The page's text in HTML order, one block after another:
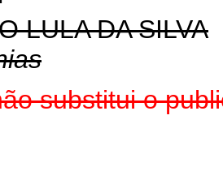
LULA DA SILVA
substitui o